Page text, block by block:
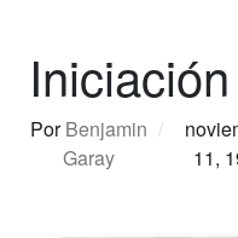
PorBenjamin
Garay
/
11,